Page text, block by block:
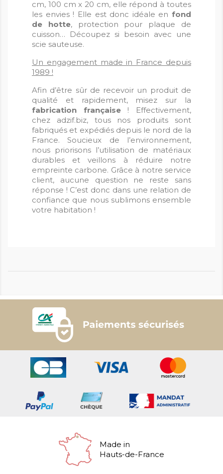
cm, 100 cm x 20 cm, elle répond à toutes
les envies ! Elle est donc idéale en fond
de hotte, protection pour plaque de
cuisson… Découpez si besoin avec une
scie sauteuse.
Un engagement made in France depuis
1989 !
Afin d’être sûr de recevoir un produit de
qualité et rapidement, misez sur la
fabrication française! Effectivement,
chez adzif.biz, tous nos produits sont
fabriqués et expédiés depuis le nord de la
France. Soucieux de l’environnement,
nous priorisons l’utilisation de matériaux
durables et veillons à réduire notre
empreinte carbone. Grâce à notre service
client, aucune question ne reste sans
réponse ! C’est donc dans une relation de
confiance que nous sublimons ensemble
votre habitation !
Made in
Hauts-de-France